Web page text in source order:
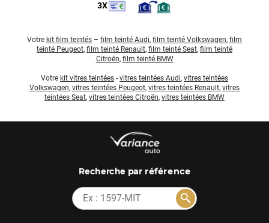
3X
Votre kit film teintés – film teinté Audi, film teinté Volkswagen, film
teinté Peugeot, film teinté Renault, film teinté Seat, film teinté
Citroën, film teinté BMW
Votre kit vitres teintées - vitres teintées Audi, vitres teintées
Volkswagen, vitres teintées Peugeot, vitres teintées Renault, vitres
teintées Seat, vitres teintées Citroën, vitres teintées BMW
Recherchepar référence